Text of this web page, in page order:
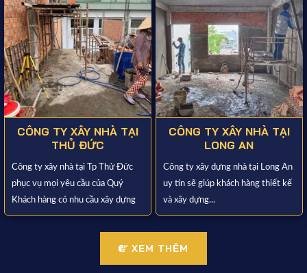
CÔNG TY XÂY NHÀ TẠI
THỦ ĐỨC
Công ty xây nhà tại Tp Thử Đức
phục vụ mọi yêu cầu của Quý
Khách hàng có nhu cầu xây dựng
CÔNG TY XÂY NHÀ TẠI
LONG AN
Công ty xây dựng nhà tại Long An
uy tín sẽ giúp khách hàng thiết kế
và xây dựng...
XEM THÊM